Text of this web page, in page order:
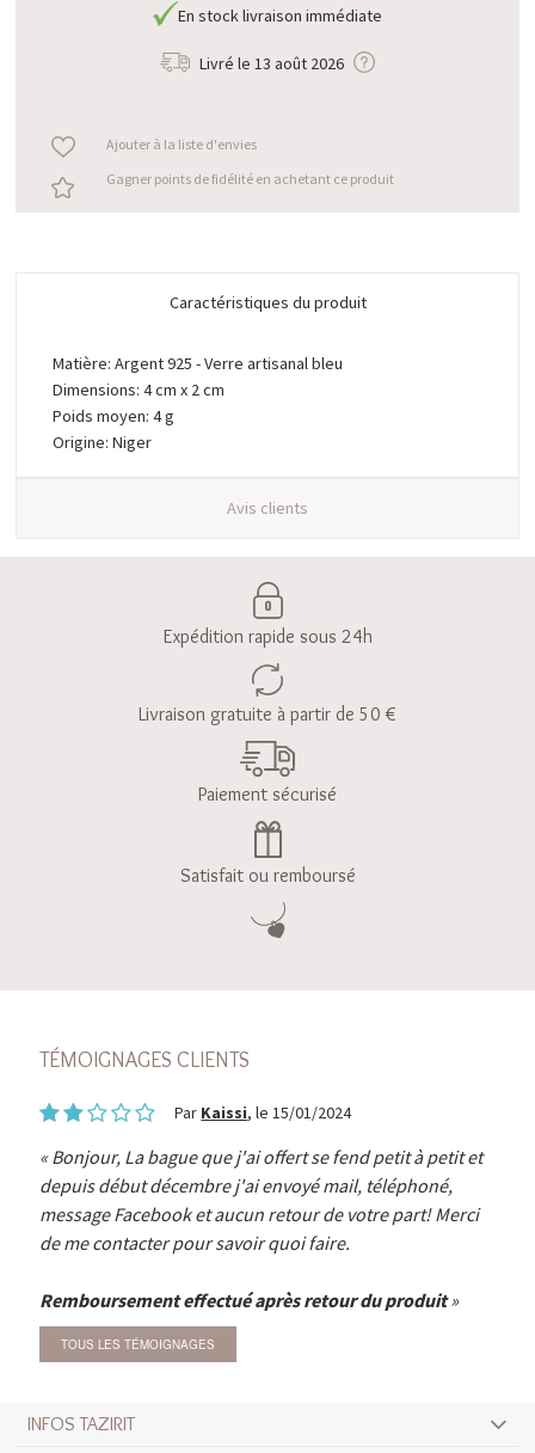
En stock livraison immédiate
Livré le 13 août 2026
Ajouter à la liste d'envies
Gagner points de fidélité en achetant ce produit
Caractéristiques du produit
Matière: Argent 925 - Verre artisanal bleu
Dimensions: 4 cm x 2 cm
Poids moyen: 4 g
Origine: Niger
Avis clients
Expédition rapide sous 24h
Livraison gratuite à partir de 50 €
Paiement sécurisé
Satisfait ou remboursé
TÉMOIGNAGES CLIENTS
Par Kaissi, le 15/01/2024
Bonjour, La bague que j'ai offert se fend petit à petit et
depuis début décembre j'ai envoyé mail, téléphoné,
message Facebook et aucun retour de votre part! Merci
de me contacter pour savoir quoi faire.
Remboursement effectué après retour du produit
TOUS LES TÉMOIGNAGES
INFOS TAZIRIT